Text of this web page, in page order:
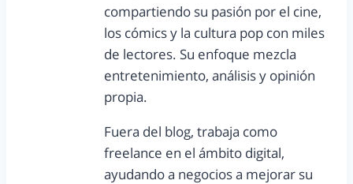
compartiendo su pasión por el cine,
los cómics y la cultura pop con miles
de lectores. Su enfoque mezcla
entretenimiento, análisis y opinión
propia.
Fuera del blog, trabaja como
freelance en el ámbito digital,
ayudando a negocios a mejorar su